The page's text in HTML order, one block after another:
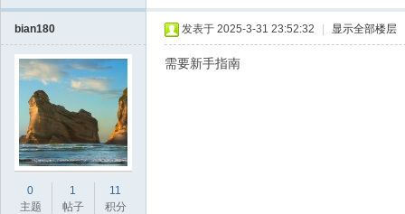
bian180
0
主题
1
帖子
11
积分
发表于 2025-3-31 23:52:32 显示全部楼层
需要新手指南